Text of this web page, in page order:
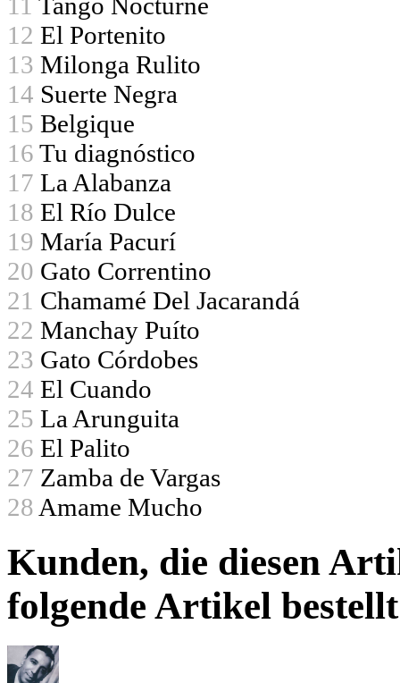
12 El Portenito
13 Milonga Rulito
14 Suerte Negra
15 Belgique
16 Tu diagnóstico
17 La Alabanza
18 El Río Dulce
19 María Pacurí
20 Gato Correntino
21 Chamamé Del Jacarandá
22 Manchay Puíto
23 Gato Córdobes
24 El Cuando
25 La Arunguita
26 El Palito
27 Zamba de Vargas
28 Amame Mucho
Kunden, die diesen
folgende Artikel